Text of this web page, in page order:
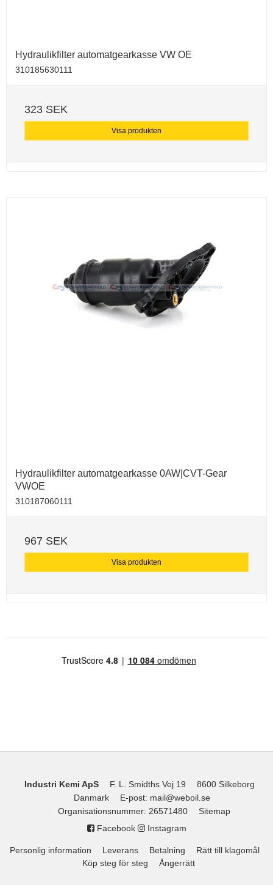
Hydraulikfilter automatgearkasse VW OE
310185630111
323 SEK
Visa produkten
Hydraulikfilter automatgearkasse 0AW|CVT-Gear
VWOE
310187060111
967 SEK
Visa produkten
Industri Kemi ApS F. L. Smidths Vej 19
8600 Silkeborg
Danmark
E-post: mail@weboil.se
Organisationsnummer: 26571480
Sitemap
Facebook
Instagram
Personlig information Leverans Betalning
Rätt till klagomål
Köp steg för steg
Ångerrätt